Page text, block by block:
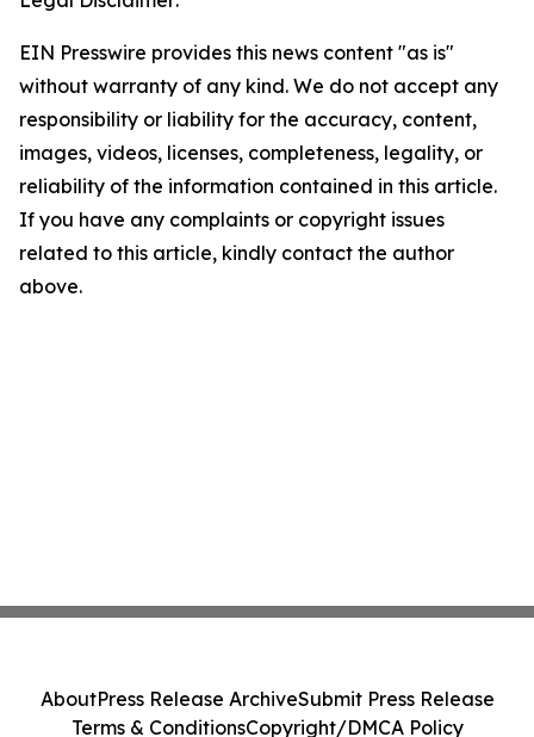
EIN Presswire provides this news content "as is"
without warranty of any kind. We do not accept any
responsibility or liability for the accuracy, content,
images, videos, licenses, completeness, legality, or
reliability of the information contained in this article.
If you have any complaints or copyright issues
related to this article, kindly contact the author
above.
AboutPress Release ArchiveSubmit Press Release
Terms & ConditionsCopyright/DMCA Policy